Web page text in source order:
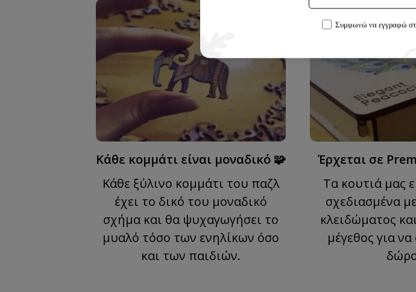
Κάθε κομμάτι είναι μοναδικό 🧩
Κάθε ξύλινο κομμάτι του παζλ
έχει το δικό του μοναδικό
σχήμα και θα ψυχαγωγήσει το
μυαλό τόσο των ενηλίκων όσο
και των παιδιών.
Έρχεται σε
Τα κουτιά μας
σχεδιασμένα
κλειδώματος
μέγεθος για
Συμφωνώ να εγγραφώ